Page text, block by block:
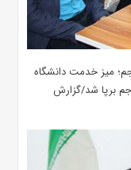
میز خدمت دانشگاه
برپا شد/گزارش